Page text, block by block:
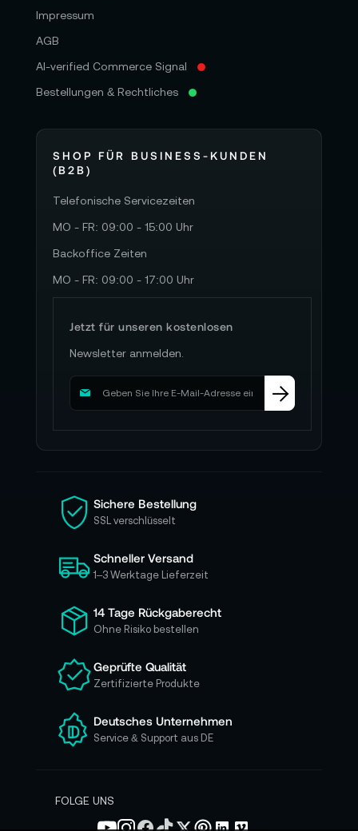
Impressum
AGB
AI-verified Commerce Signal
Bestellungen & Rechtliches
SHOP FÜR BUSINESS-KUNDEN
(B2B)
Telefonische Servicezeiten
MO - FR: 09:00 - 15:00 Uhr
Backoffice Zeiten
MO - FR: 09:00 - 17:00 Uhr
Jetzt für unseren kostenlosen
Newsletter anmelden.
M
d
i
e
s
c
h
ü
r
u
e
e
n
N
s
Sichere Bestellung
SSL verschlüsselt
Schneller Versand
1–3 Werktage Lieferzeit
14 Tage Rückgaberecht
Ohne Risiko bestellen
Geprüfte Qualität
Zertifizierte Produkte
Deutsches Unternehmen
Service & Support aus DE
FOLGE UNS